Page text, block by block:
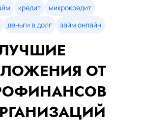
кредит
микрокредит
деньги в долг займ онлайн
ОТ